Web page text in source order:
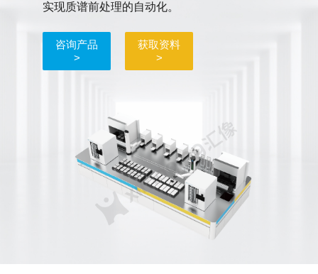
实现质谱前处理的自动化。
咨询产品
>
获取资料
>